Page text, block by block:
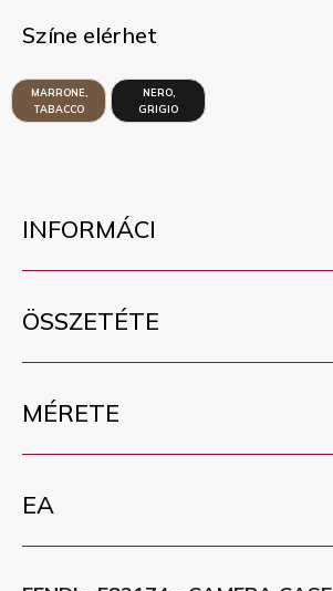
Színe elérhet
MARRONE,
TABACCO
NERO,
GRIGIO
INFORMÁCI
ÖSSZETÉTE
MÉRETE
EA